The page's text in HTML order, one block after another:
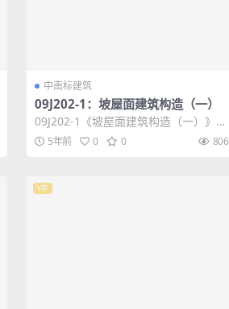
中南标建筑
09J202-1：坡屋面建筑构造（一）
09J202-1《坡屋面建筑构造（一）》国
家建筑标准图集是对00J202-1、0...
5年前 0 0 806
VIP